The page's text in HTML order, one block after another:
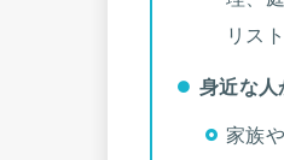
リス
身近な人
家族